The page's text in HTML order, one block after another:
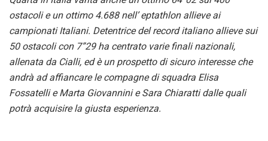
ostacoli e un ottimo 4.688 nell’ eptathlon allieve ai
campionati Italiani. Detentrice del record italiano allieve sui
50 ostacoli con 7”29 ha centrato varie finali nazionali,
allenata da Cialli, ed è un prospetto di sicuro interesse che
andrà ad affiancare le compagne di squadra Elisa
Fossatelli e Marta Giovannini e Sara Chiaratti dalle quali
potrà acquisire la giusta esperienza.